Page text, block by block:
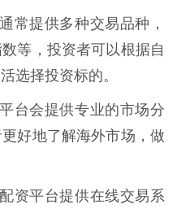
常提供多种交易品种，
等，投资者可以根据自
选择投资标的。
台会提供专业的市场分
好地了解海外市场，做
资平台提供在线交易系